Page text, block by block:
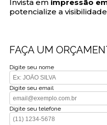
Invista em impressão
potencialize a
FAÇA UM
Digite seu nome
Digite seu email
Digite seu telefone